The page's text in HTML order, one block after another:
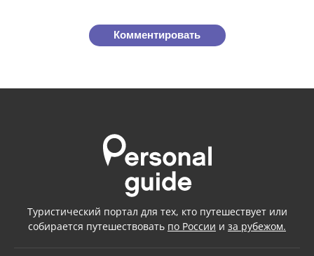
Комментировать
Туристический портал для тех, кто путешествует или
собирается путешествовать по России и за рубежом.